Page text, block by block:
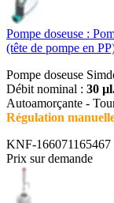
Pompe doseuse :
(tête de pompe en
Pompe doseuse
Débit nominal : 30
Autoamorçante -
Régulation
KNF-166071165467
Prix sur demande